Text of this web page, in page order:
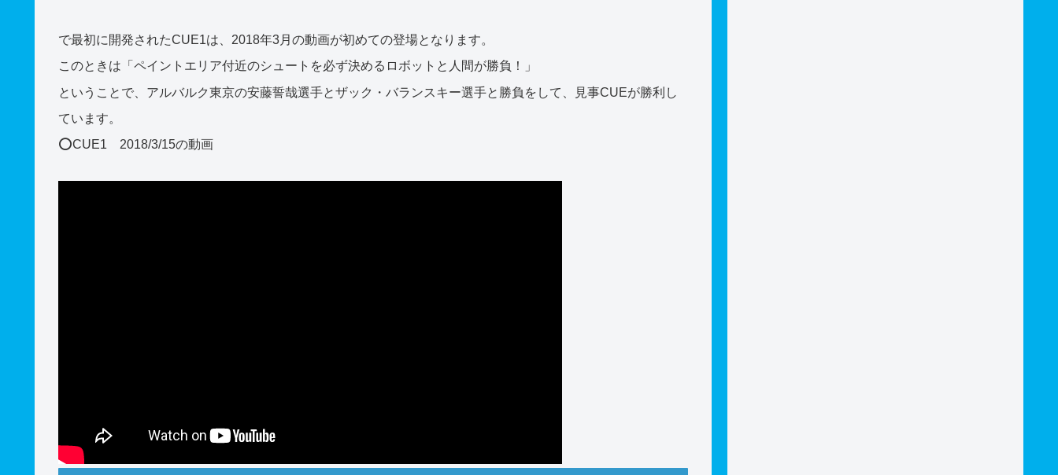
で最初に開発されたCUE1は、2018年3月の動画が初めての登場となります。
このときは「ペイントエリア付近のシュートを必ず決めるロボットと人間が勝負！」
ということで、アルバルク東京の安藤誓哉選手とザック・バランスキー選手と勝負をして、見事CUEが勝利し
ています。
⭕️CUE1 2018/3/15の動画